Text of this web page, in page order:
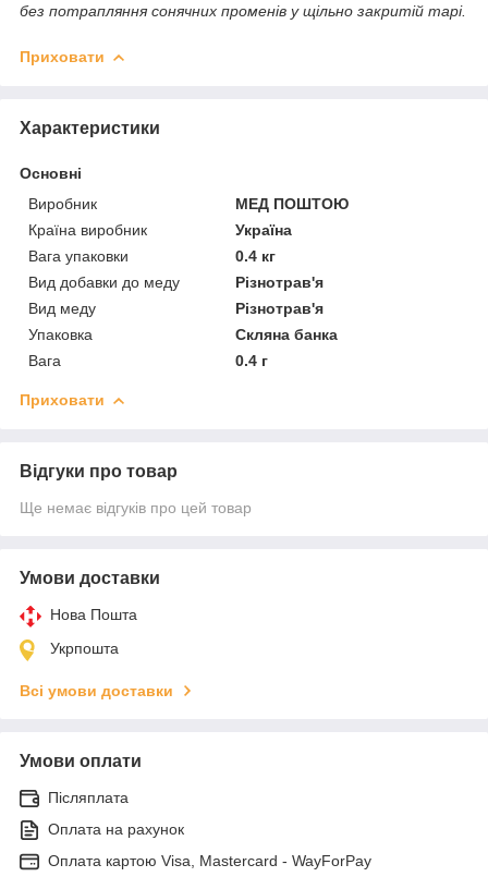
без потрапляння сонячних променів у щільно закритій тарі.
Приховати
Характеристики
Основні
Виробник
МЕД ПОШТОЮ
Країна виробник
Україна
Вага упаковки
0.4 кг
Вид добавки до меду
Різнотрав'я
Вид меду
Різнотрав'я
Упаковка
Скляна банка
Вага
0.4 г
Приховати
Відгуки про товар
Ще немає відгуків про цей товар
Умови доставки
Нова Пошта
Укрпошта
Всі умови доставки
Умови оплати
Післяплата
Оплата на рахунок
Оплата картою Visa, Mastercard - WayForPay